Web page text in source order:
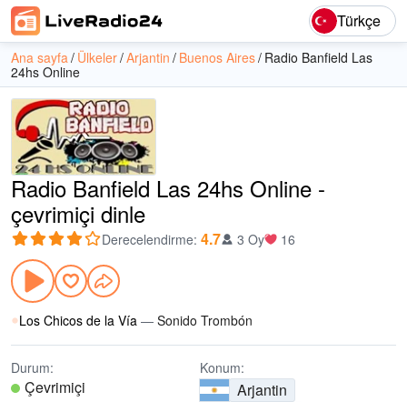
Türkçe
Ana sayfa Ülkeler Arjantin Buenos Aires Radio Banfield Las
24hs Online
Radio Banfield Las 24hs Online -
çevrimiçi dinle
Derecelendirme: 4.7 3 Oy 16
Los Chicos de la Vía — Sonido Trombón
Durum:
Çevrimiçi
Konum:
Arjantin